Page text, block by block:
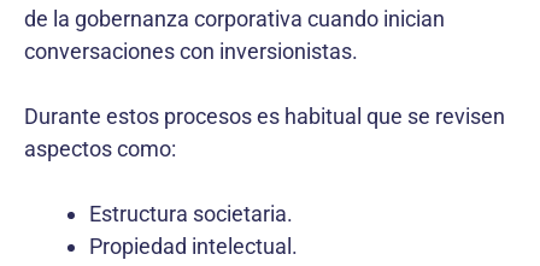
de la gobernanza corporativa cuando inician
conversaciones con inversionistas.
Durante estos procesos es habitual que se revisen
aspectos como:
Estructura societaria.
Propiedad intelectual.